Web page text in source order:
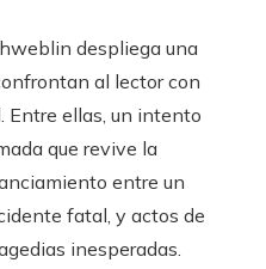
despliega una
al lector con
Entre ellas, un intento
que revive la
entre un
fatal, y actos de
inesperadas.